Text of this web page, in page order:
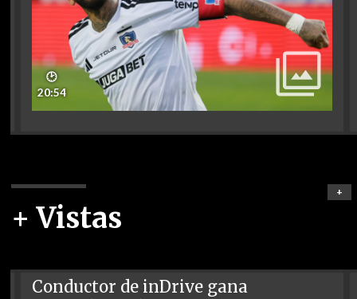
🕑
20:54
+ Vistas
+
Conductor de inDrive gana